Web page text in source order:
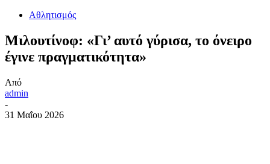
Αθλητισμός
Μιλουτίνοφ: «Γι’ αυτό γύρισα, το όνειρο
έγινε πραγματικότητα»
Από
admin
-
31 Μαΐου 2026